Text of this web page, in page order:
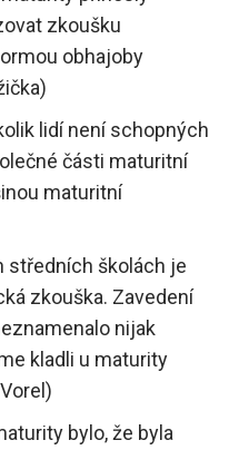
zkoušku
obhajoby
lidí není schopných
části maturitní
maturitní
středních školách je
zkouška. Zavedení
nijak
kladli u maturity
bylo, že byla